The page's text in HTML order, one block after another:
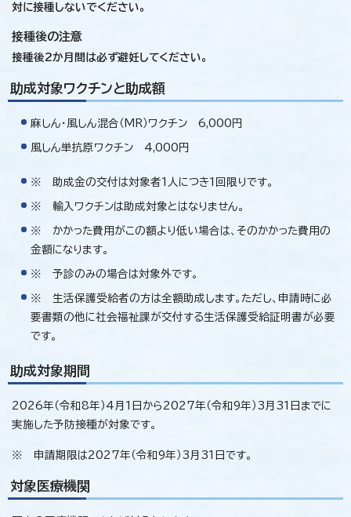
対に接種しないでください。
接種後の注意
接種後2か月間は必ず避妊してください。
助成対象ワクチンと助成額
麻しん・風しん混合（MR）ワクチン 6,000円
風しん単抗原ワクチン 4,000円
※ 助成金の交付は対象者1人につき1回限りです。
※ 輸入ワクチンは助成対象とはなりません。
※ かかった費用がこの額より低い場合は、そのかかった費用の
金額になります。
※ 予診のみの場合は対象外です。
※ 生活保護受給者の方は全額助成します。ただし、申請時に必
要書類の他に社会福祉課が交付する生活保護受給証明書が必要
です。
助成対象期間
2026年（令和8年）4月1日から2027年（令和9年）3月31日までに
実施した予防接種が対象です。
※ 申請期限は2027年（令和9年）3月31日です。
対象医療機関